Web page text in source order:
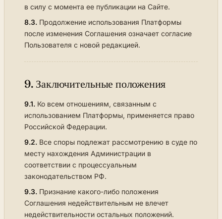
в силу с момента ее публикации на Сайте.
8.3. Продолжение использования Платформы
после изменения Соглашения означает согласие
Пользователя с новой редакцией.
9. Заключительные положения
9.1. Ко всем отношениям, связанным с
использованием Платформы, применяется право
Российской Федерации.
9.2. Все споры подлежат рассмотрению в суде по
месту нахождения Администрации в
соответствии с процессуальным
законодательством РФ.
9.3. Признание какого-либо положения
Соглашения недействительным не влечет
недействительности остальных положений.